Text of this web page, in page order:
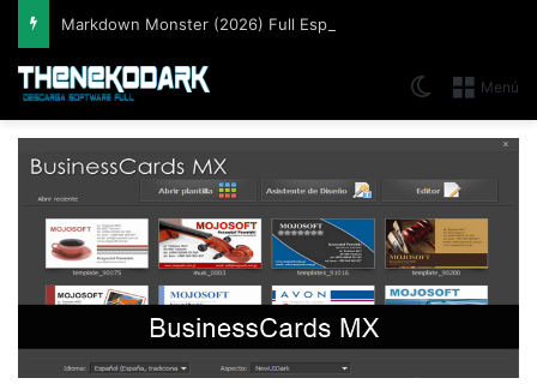
Markdown Monster (2026) Full Español [Mega]
Menú
Switch skin